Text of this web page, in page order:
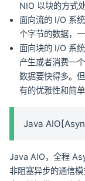
NIO 以块的方式
面向流的 I/O 系
个字节的数据，
面向块的 I/O 系
产生或者消费一
数据要快得多。
有的优雅性和简单
Java
Java AIO，全程
非阻塞异步的通信